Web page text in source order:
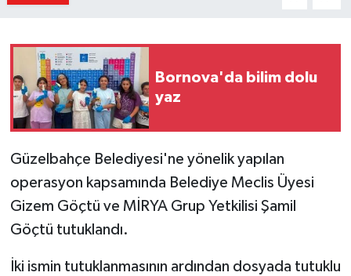
Bornova'da bilim dolu
yaz
Güzelbahçe Belediyesi'ne yönelik yapılan
operasyon kapsamında Belediye Meclis Üyesi
Gizem Göçtü ve MİRYA Grup Yetkilisi Şamil
Göçtü tutuklandı.
İki ismin tutuklanmasının ardından dosyada tutuklu